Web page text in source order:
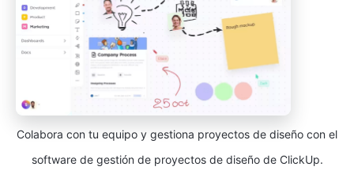
Colabora con tu equipo y gestiona proyectos de diseño con el
software de gestión de proyectos de diseño de ClickUp.